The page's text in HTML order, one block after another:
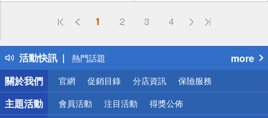
1 2 3 4
活動快訊
偏遠地區配送
得獎公告
熱門話題
銀行優惠
偏遠地區配送
詐騙網頁！請小心！
more
關於我們
官網 促銷目錄 分店資訊 保險服務
主題活動 會員活動 注目活動 得獎公佈